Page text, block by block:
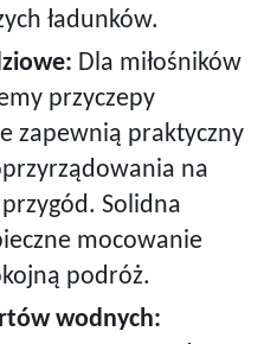
ładunków.
Dla miłośników
przyczepy
zapewnią praktyczny
na
Solidna
mocowanie
podróż.
wodnych: